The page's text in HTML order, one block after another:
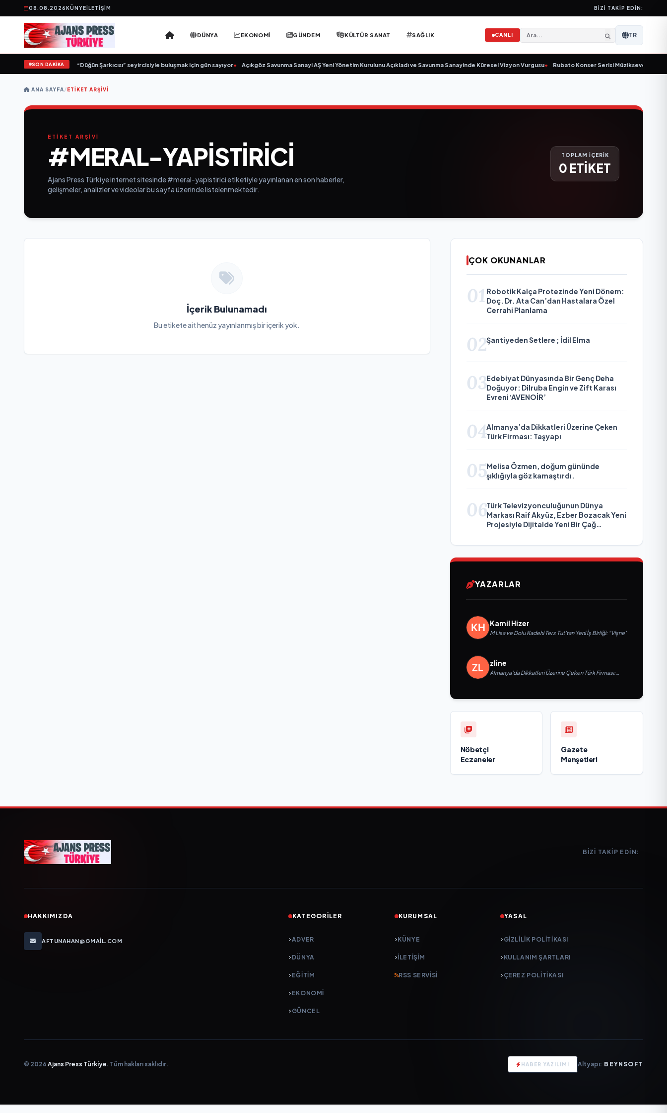
08.08.2026KÜNYEİLETIŞIM BIZI TAKIP EDIN:
DÜNYA EKONOMİ GÜNDEM KÜLTÜR SANAT SAĞLIK CANLI TR
SON DAKİKA
Yeni İş Birliği: “Vişne”• “Düğün Şarkıcısı” seyircisiyle buluşmak için gün sayıyor• Açıkgöz Savunma Sanayi AŞ Yeni Yönetim Kurulunu Açıkladı ve Savunma Sanayinde Küresel Vizyon Vurgusu• Rubato Konser Serisi Müzikseverlerle
ANA SAYFA/ETIKET ARŞIVI
ETİKET ARŞİVİ
#MERAL-YAPISTIRICI
Ajans Press Türkiye internet sitesinde #meral-yapistirici etiketiyle yayınlanan en son haberler,
gelişmeler, analizler ve videolar bu sayfa üzerinde listelenmektedir.
TOPLAM İÇERİK
0 ETİKET
İçerik Bulunamadı
Bu etikete ait henüz yayınlanmış bir içerik yok.
ÇOK OKUNANLAR
01 Robotik Kalça Protezinde Yeni Dönem:
Doç. Dr. Ata Can’dan Hastalara Özel
Cerrahi Planlama
02Şantiyeden Setlere ; İdil Elma
03Edebiyat Dünyasında Bir Genç Deha
Doğuyor: Dilruba Engin ve Zift Karası
Evreni ‘AVENOİR’
04Almanya’da Dikkatleri Üzerine Çeken
Türk Firması: Taşyapı
05Melisa Özmen, doğum gününde
şıklığıyla göz kamaştırdı.
06Türk Televizyonculuğunun Dünya
Markası Raif Akyüz, Ezber Bozacak Yeni
Projesiyle Dijitalde Yeni Bir Çağ
YAZARLAR
Kamil Hizer
M Lisa ve Dolu Kadehi Ters Tut’tan Yeni İş Birliği: “Vişne”
zline
Almanya’da Dikkatleri Üzerine Çeken Türk Firması:
Nöbetçi
Eczaneler
Gazete
Manşetleri
BIZI TAKIP EDIN:
HAKKIMIZDA
AFTUNAHAN@GMAIL.COM
KATEGORILER
ADVER
DÜNYA
EĞİTİM
EKONOMİ
GÜNCEL
KURUMSAL
KÜNYE
İLETIŞIM
RSS SERVISI
YASAL
GIZLILIK POLITIKASI
KULLANIM ŞARTLARI
ÇEREZ POLITIKASI
© 2026 Ajans Press Türkiye. Tüm hakları saklıdır. HABER YAZILIMI Altyapı: BEYNSOFT